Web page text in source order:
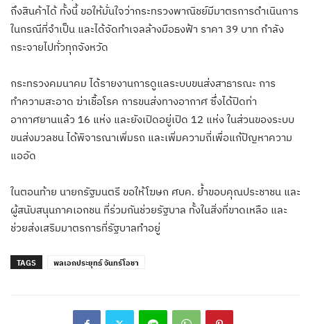
ถึงสินค้าได้ ทั้งนี้ ขอให้มั่นใจว่ากระทรวงพาณิชย์มีมาตรการดำเนินการ
ในกรณีที่จำเป็น และได้จัดทำเจลล้างมือธงฟ้า ราคา 39 บาท กำลัง
กระจายไปทั่วทุกจังหวัด
กระทรวงคมนาคม ได้รายงานการดูแลระบบขนส่งสาธารณะ การ
ทำความสะอาด ฆ่าเชื้อโรค การขนส่งทางอากาศ ซึ่งได้ปิดท่า
อากาศยานแล้ว 16 แห่ง และยังเปิดอยู่เปิด 12 แห่ง ในส่วนของระบบ
ขนส่งมวลชน ได้พิจารณาเพิ่มรถ และเพิ่มความถี่เพื่อแก้ปัญหาความ
แออัด
ในตอนท้าย นายกรัฐมนตรี ขอให้โฆษก ศบค. ย้ำขอบคุณประชาชน และ
ผู้สนับสนุนภาคเอกชน ที่ร่วมกันช่วยรัฐบาล ทั้งในสิ่งที่ขาดเหลือ และ
ช่วยส่งเสริมมาตรการที่รัฐบาลทำอยู่
TAGS พลเอกประยุทธ์ จันทร์โอชา